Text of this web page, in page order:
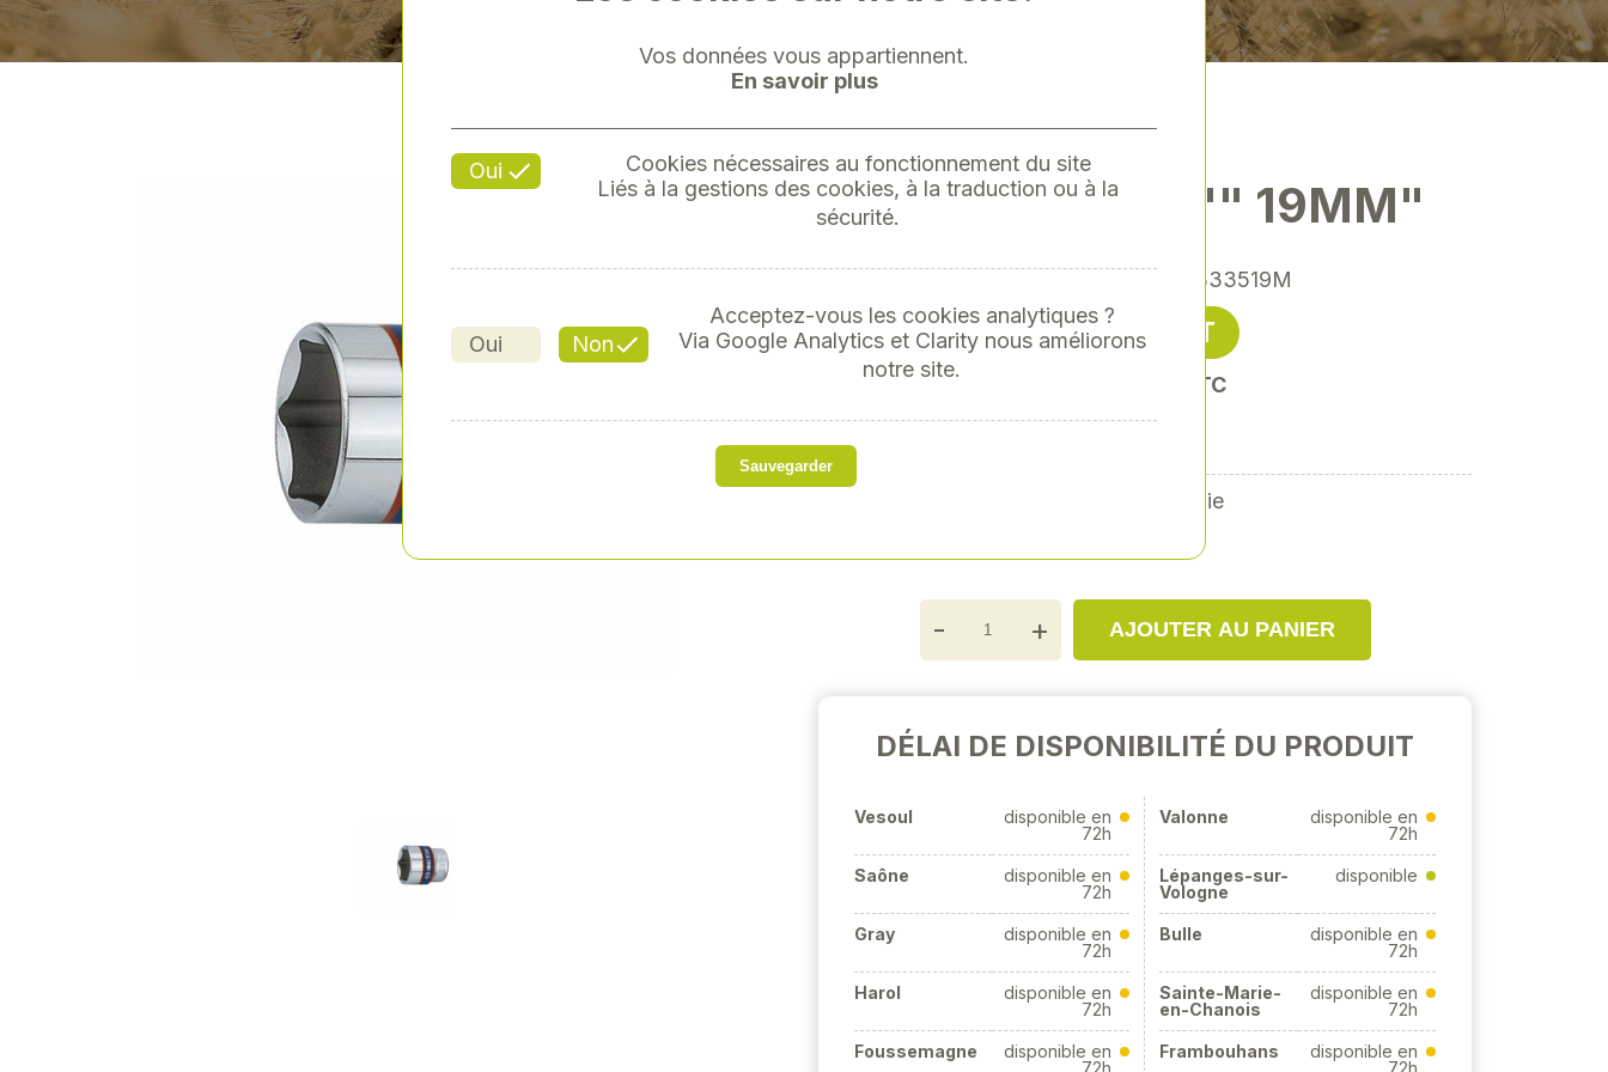
Next
"DOUILLE 3/8"" 19MM"
: XY-XY333519M
4,69 € HT
soit 5,63 € TTC
Métrique
Chrome Vanadium, finition chromée polie
- + AJOUTER AU PANIER
DÉLAI DE DISPONIBILITÉ DU PRODUIT
Vesoul
disponible en
72h
Saône
disponible en
72h
Gray
disponible en
72h
Harol
disponible en
72h
Foussemagne
disponible en
72h
Valonne
disponible en
72h
Lépanges-sur-
Vologne
disponible
Bulle
disponible en
72h
Sainte-Marie-
en-Chanois
disponible en
72h
Frambouhans
disponible en
72h
Vos données vous appartiennent.
En savoir plus
Oui
Cookies nécessaires au fonctionnement du site
Liés à la gestions des cookies, à la traduction ou à la
sécurité.
Oui Non
Acceptez-vous les cookies analytiques ?
Via Google Analytics et Clarity nous améliorons
notre site.
Sauvegarder